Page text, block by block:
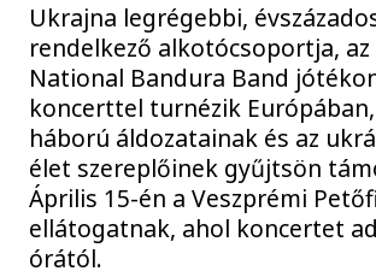
Ukrajna legrégebbi,
rendelkező alkotócsoportja,
National Bandura Band
koncerttel turnézik
háború áldozatainak és az
élet szereplőinek gyűjtsön
Április 15-én a Veszprémi
ellátogatnak, ahol koncertet
órától.